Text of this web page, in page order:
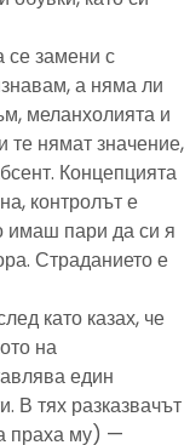
се замени с
а няма ли
меланхолията и
те нямат значение,
Концепцията
контролът е
имаш пари да си я
Страданието е
като казах, че
на
един
В тях разказвачът
праха му) —